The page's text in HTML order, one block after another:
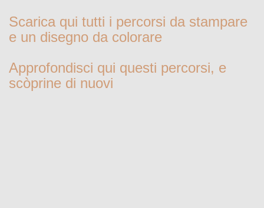
Scarica qui tutti i percorsi da stampare
e un disegno da colorare
Approfondisci qui questi percorsi, e
scòprine di nuovi